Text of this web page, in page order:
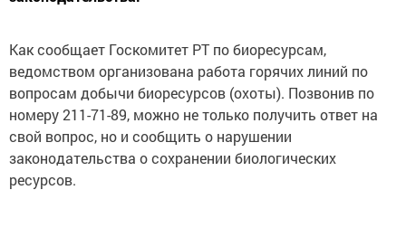
Как сообщает Госкомитет РТ по биоресурсам,
ведомством организована работа горячих линий по
вопросам добычи биоресурсов (охоты). Позвонив по
номеру 211-71-89, можно не только получить ответ на
свой вопрос, но и сообщить о нарушении
законодательства о сохранении биологических
ресурсов.